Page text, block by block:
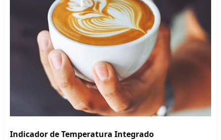
Indicador de Temperatura Integrado